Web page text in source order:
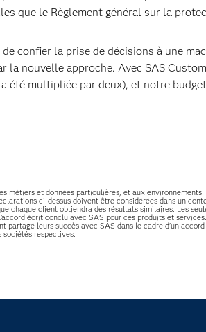
que le Règlement général sur la
confier la prise de décisions à une
nouvelle approche. Avec SAS
multipliée par deux), et notre
métiers et données particulières, et aux
ci-dessus doivent être considérées dans un
chaque client obtiendra des résultats similaires. Les
écrit conclu avec SAS pour ces produits et
leurs succès avec SAS dans le cadre d’un
sociétés respectives.